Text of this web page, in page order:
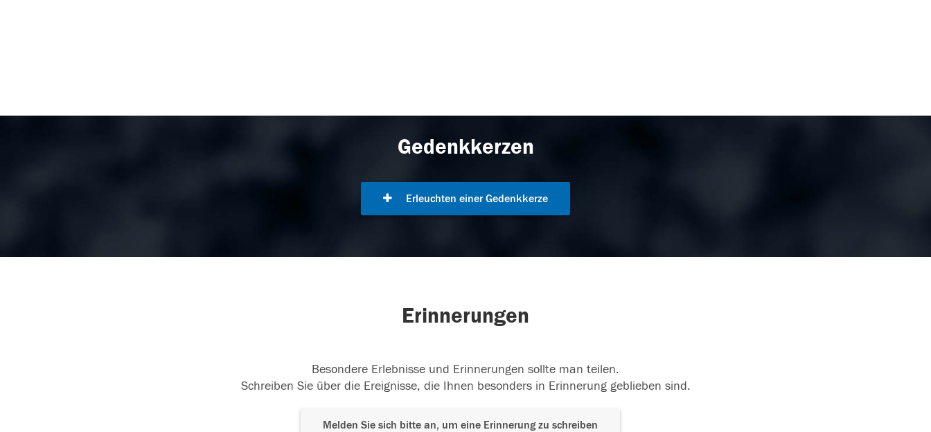
Gedenkkerzen
Erleuchten einer Gedenkkerze
Erinnerungen
Besondere Erlebnisse und Erinnerungen sollte man teilen.
Schreiben Sie über die Ereignisse, die Ihnen besonders in Erinnerung geblieben sind.
Melden Sie sich bitte an, um eine Erinnerung zu schreiben